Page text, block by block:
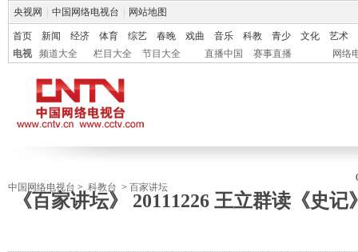
央视网 中国网络电视台 网站地图
首页 新闻 经济 体育 综艺 春晚 戏曲 音乐 科教 青少 文化
艺术
电视
频道大全 栏目大全 节目大全 直播中国 赛事直播 网络
中国网络电视台 > 科教台 > 百家讲坛
《百家讲坛》 20111226 王立群读《史